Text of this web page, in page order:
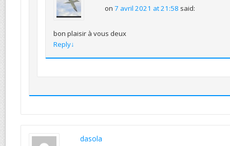
on 7 avril 2021 at 21:58 said:
bon plaisir à vous deux
Reply↓
dasola